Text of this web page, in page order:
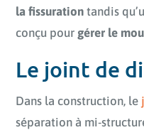
la fissuration tandis
conçu pour gérer le
Le joint de
Dans la construction, le
séparation à mi-